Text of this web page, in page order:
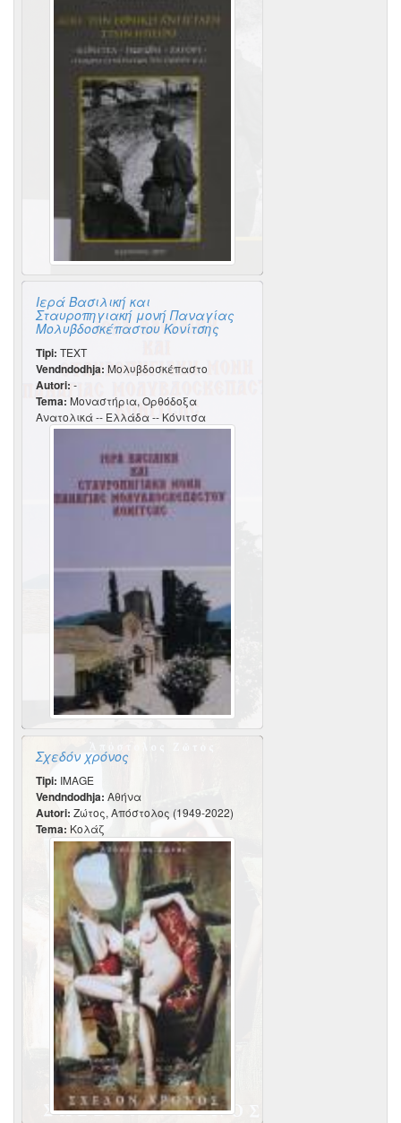
Ιερά Βασιλική και
Σταυροπηγιακή μονή Παναγίας
Μολυβδοσκέπαστου Κονίτσης
Tipi: TEXT
Vendndodhja: Μολυβδοσκέπαστο
Autori: -
Tema: Μοναστήρια, Ορθόδοξα
Ανατολικά -- Ελλάδα -- Κόνιτσα
Σχεδόν χρόνος
Tipi: IMAGE
Vendndodhja: Αθήνα
Autori: Ζώτος, Απόστολος (1949-2022)
Tema: Κολάζ